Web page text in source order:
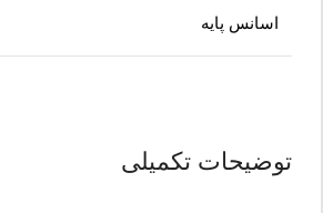
اسانس پایه
توضیحات تکمیلی